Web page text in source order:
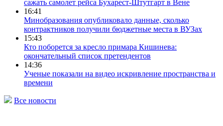
сажать самолет рейса Бухарест-Штутгарт в Вене
16:41
Минобразования опубликовало данные, сколько
контрактников получили бюджетные места в ВУЗах
15:43
Кто поборется за кресло примара Кишинева:
окончательный список претендентов
14:36
Ученые показали на видео искривление пространства и
времени
Все новости